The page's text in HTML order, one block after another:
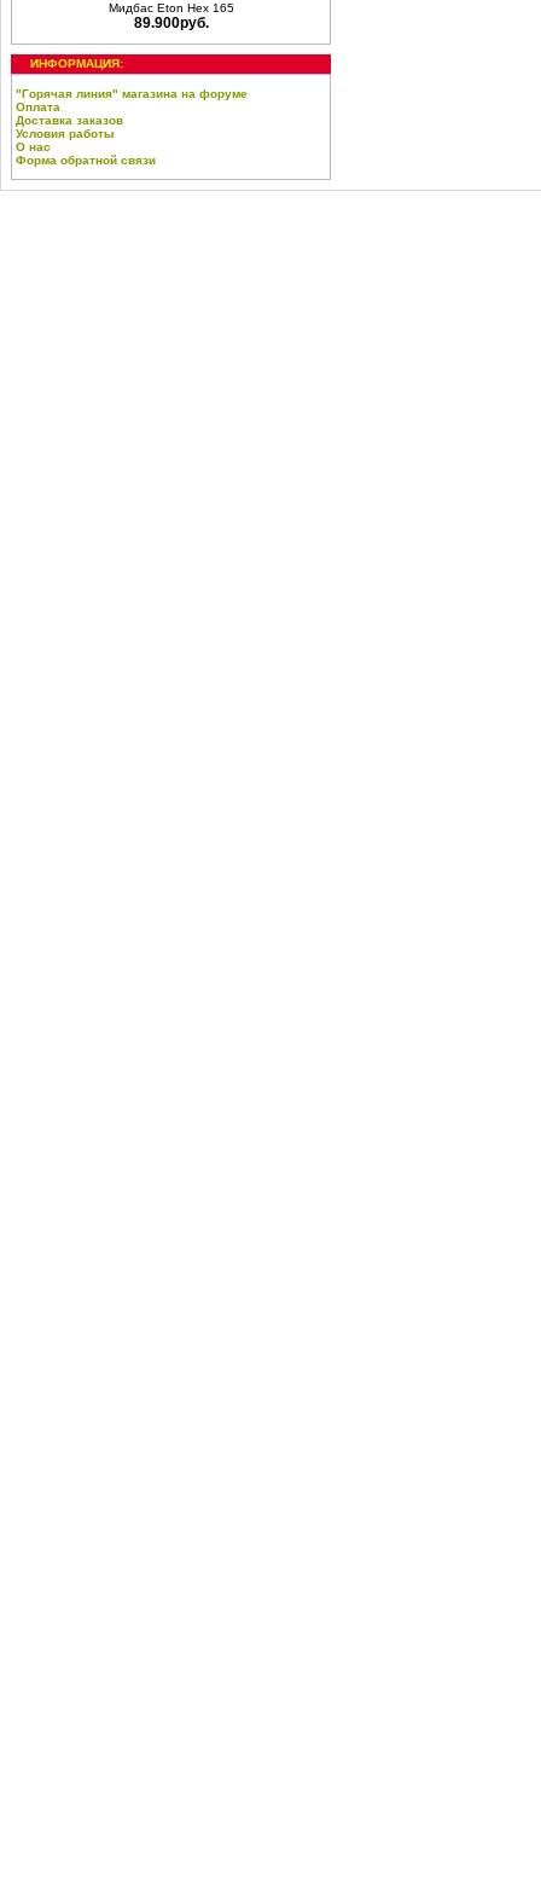
Мидбас Eton Hex 165
89.900руб.
ИНФОРМАЦИЯ:
"Горячая линия" магазина на форуме
Оплата
Доставка заказов
Условия работы
О нас
Форма обратной связи